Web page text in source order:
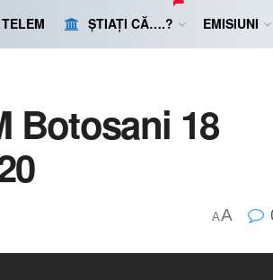
ȘTIAȚI CĂ….? EMISIUNI
Botosani 18
AA